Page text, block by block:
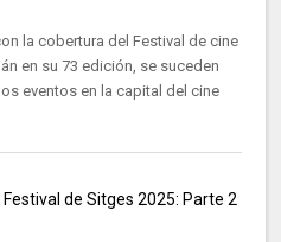
la cobertura del Festival de cine
en su 73 edición, se suceden
eventos en la capital del cine
de Sitges 2025: Parte 2